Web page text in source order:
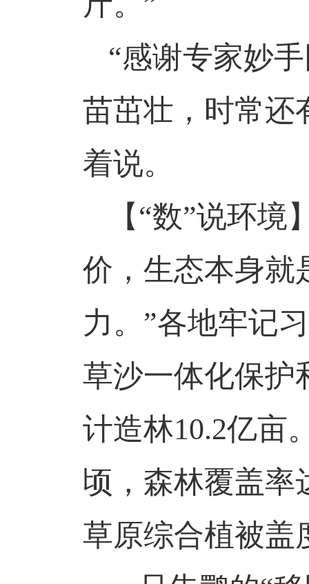
“感谢专家妙
苗茁壮，时常还
着说。
【 “数”说环境
价，生态本身就
力。”各地牢记
草沙一体化保护
计造林10.2亿亩
顷，森林覆盖率
草原综合植被盖